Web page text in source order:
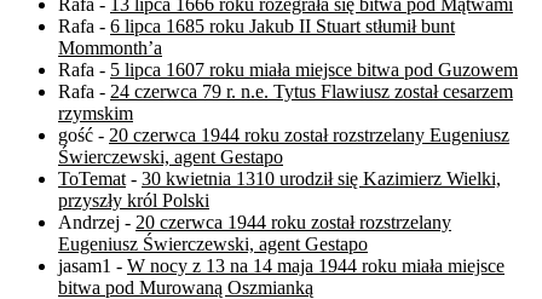
Rafa - 13 lipca 1666 roku rozegrała się bitwa pod Mątwami
Rafa - 6 lipca 1685 roku Jakub II Stuart stłumił bunt
Mommonth’a
Rafa - 5 lipca 1607 roku miała miejsce bitwa pod Guzowem
Rafa - 24 czerwca 79 r. n.e. Tytus Flawiusz został cesarzem
rzymskim
gość - 20 czerwca 1944 roku został rozstrzelany Eugeniusz
Świerczewski, agent Gestapo
ToTemat - 30 kwietnia 1310 urodził się Kazimierz Wielki,
przyszły król Polski
Andrzej - 20 czerwca 1944 roku został rozstrzelany
Eugeniusz Świerczewski, agent Gestapo
jasam1 - W nocy z 13 na 14 maja 1944 roku miała miejsce
bitwa pod Murowaną Oszmianką